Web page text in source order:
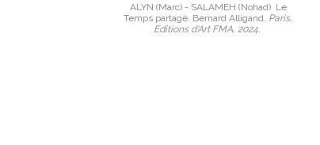
ALYN (Marc) - SALAMEH (Nohad). Le
Temps partagé. Bernard Alligand. Paris,
Editions d'Art FMA, 2024.